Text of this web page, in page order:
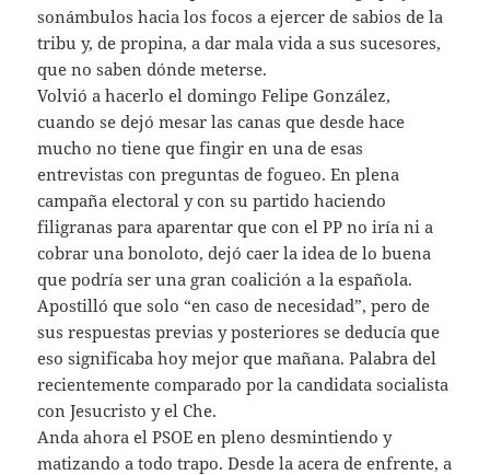
sonámbulos hacia los focos a ejercer de sabios de la
tribu y, de propina, a dar mala vida a sus sucesores,
que no saben dónde meterse.
Volvió a hacerlo el domingo Felipe González,
cuando se dejó mesar las canas que desde hace
mucho no tiene que fingir en una de esas
entrevistas con preguntas de fogueo. En plena
campaña electoral y con su partido haciendo
filigranas para aparentar que con el PP no iría ni a
cobrar una bonoloto, dejó caer la idea de lo buena
que podría ser una gran coalición a la española.
Apostilló que solo “en caso de necesidad”, pero de
sus respuestas previas y posteriores se deducía que
eso significaba hoy mejor que mañana. Palabra del
recientemente comparado por la candidata socialista
con Jesucristo y el Che.
Anda ahora el PSOE en pleno desmintiendo y
matizando a todo trapo. Desde la acera de enfrente, a